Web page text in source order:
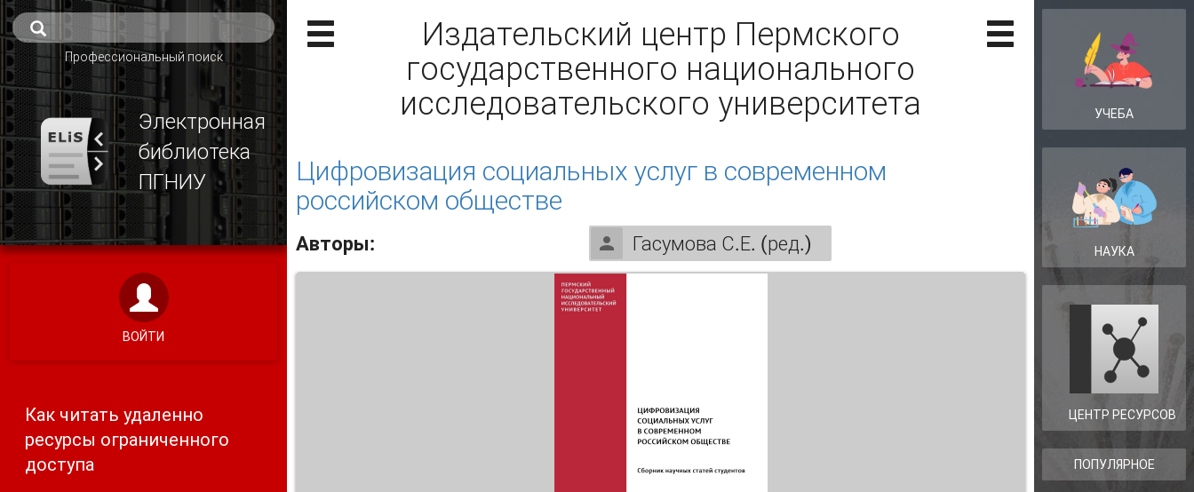
Профессиональный поиск
Электронная
библиотека
ПГНИУ
ВОЙТИ
Как читать удаленно
ресурсы ограниченного
доступа
Издательский центр Пермского
государственного национального
исследовательского университета
Цифровизация социальных услуг в современном
российском обществе
Авторы: Гасумова С.Е. (ред.)
УЧЕБА
НАУКА
ЦЕНТР РЕСУРСОВ
ПОПУЛЯРНОЕ